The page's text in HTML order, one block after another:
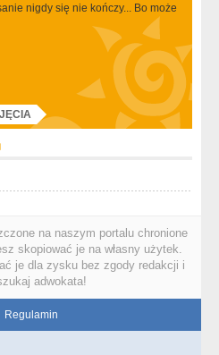
nigdy się nie kończy... Bo może
na naszym portalu chronione
skopiować je na własny użytek.
je dla zysku bez zgody redakcji i
adwokata!
Regulamin